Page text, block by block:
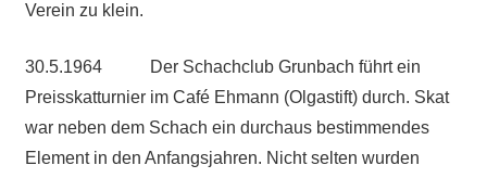
Verein zu klein.
30.5.1964 Der Schachclub Grunbach führt ein
Preisskatturnier im Café Ehmann (Olgastift) durch. Skat
war neben dem Schach ein durchaus bestimmendes
Element in den Anfangsjahren. Nicht selten wurden